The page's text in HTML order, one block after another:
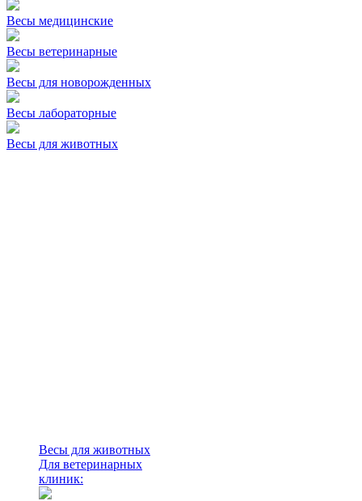
Весы медицинские
Весы ветеринарные
Весы для новорожденных
Весы лабораторные
Весы для животных
Весы для животных
Для ветеринарных
клиник: